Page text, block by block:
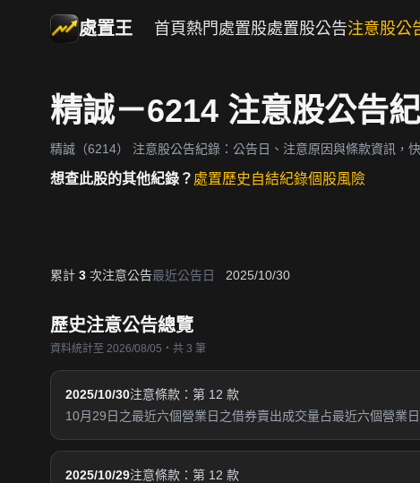
處置王 首頁 熱門處置股處置股公告注意股公
精誠－6214 注意股公告
精誠（6214） 注意股公告紀錄：公告日、注意原因與條款資訊，
想查此股的其他紀錄？ 處置歷史自結紀錄個股風險
累計 3 次注意公告最近公告日 2025/10/30
歷史注意公告總覽
資料統計至 2026/08/05・共 3 筆
2025/10/30注意條款：第 12 款
10月29日之最近六個營業日之借券賣出成交量占最近六個營業
2025/10/29注意條款：第 12 款